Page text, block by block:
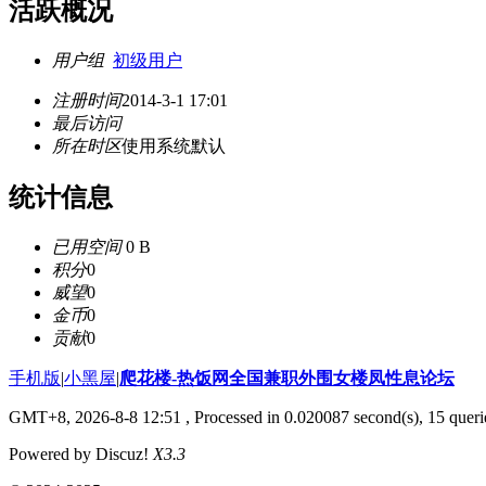
活跃概况
用户组 初级用户
注册时间2014-3-1 17:01
最后访问
所在时区使用系统默认
统计信息
已用空间0 B
积分0
威望0
金币0
贡献0
手机版|小黑屋|爬花楼-热饭网全国兼职外围女楼凤性息论坛
GMT+8, 2026-8-8 12:51 , Processed in 0.020087 second(s), 15
Powered by Discuz! X3.3